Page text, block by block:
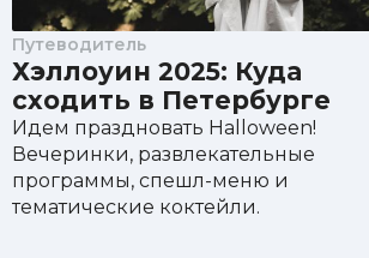
Камамбер 30 г
Путеводитель
Хэллоуин 2025: Куда
сходить в Петербурге
Идем праздновать Halloween!
Вечеринки, развлекательные
программы, спешл-меню и
тематические коктейли.